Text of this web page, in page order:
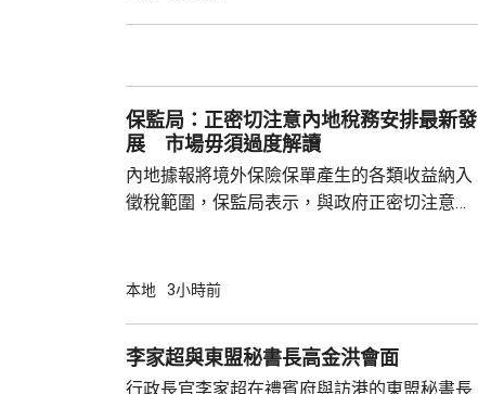
保監局：正密切注意內地稅務安排最新發
展 市場毋須過度解讀
內地據報將境外保險保單產生的各類收益納入
徵稅範圍，保監局表示，與政府正密切注意內
境外投資收益必須依法申報及繳稅的要求一直
貨幣選擇、環球資產配置、人生規劃、財富傳
本地 3小時前
李家超與東盟秘書長高金洪會面
行政長官李家超在禮賓府與訪港的東盟秘書長